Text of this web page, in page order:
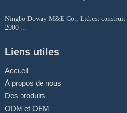
Ningbo Doway M&E Co., Ltd.est construit
2000 ...
Liens utiles
Accueil
À propos de nous
Des produits
ODM et OEM